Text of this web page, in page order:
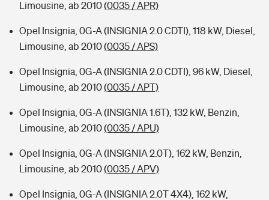
Limousine, ab 2010(0035 / APR)
Opel Insignia, 0G-A (INSIGNIA 2.0 CDTI), 118 kW, Diesel,
Limousine, ab 2010(0035 / APS)
Opel Insignia, 0G-A (INSIGNIA 2.0 CDTI), 96 kW, Diesel,
Limousine, ab 2010(0035 / APT)
Opel Insignia, 0G-A (INSIGNIA 1.6T), 132 kW, Benzin,
Limousine, ab 2010(0035 / APU)
Opel Insignia, 0G-A (INSIGNIA 2.0T), 162 kW, Benzin,
Limousine, ab 2010(0035 / APV)
Opel Insignia, 0G-A (INSIGNIA 2.0T 4X4), 162 kW,